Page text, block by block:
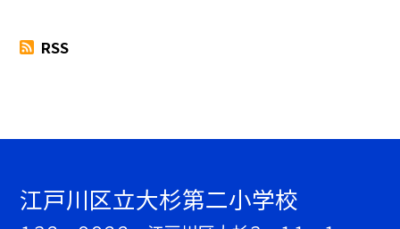
RSS
江戸川区立大杉第二小学校